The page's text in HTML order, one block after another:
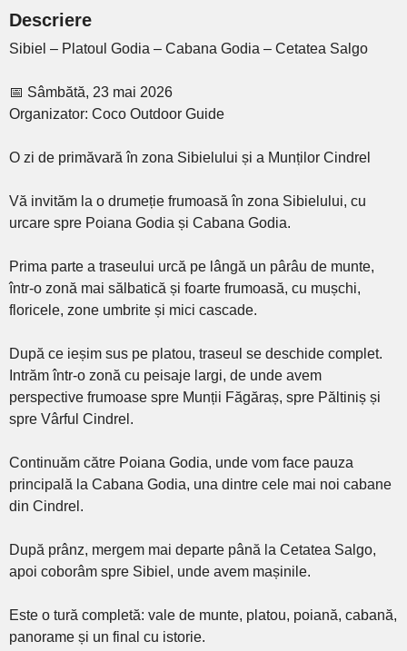
Descriere
Sibiel – Platoul Godia – Cabana Godia – Cetatea Salgo
📅 Sâmbătă, 23 mai 2026
Organizator: Coco Outdoor Guide
O zi de primăvară în zona Sibielului și a Munților Cindrel
Vă invităm la o drumeție frumoasă în zona Sibielului, cu
urcare spre Poiana Godia și Cabana Godia.
Prima parte a traseului urcă pe lângă un pârâu de munte,
într-o zonă mai sălbatică și foarte frumoasă, cu mușchi,
floricele, zone umbrite și mici cascade.
După ce ieșim sus pe platou, traseul se deschide complet.
Intrăm într-o zonă cu peisaje largi, de unde avem
perspective frumoase spre Munții Făgăraș, spre Păltiniș și
spre Vârful Cindrel.
Continuăm către Poiana Godia, unde vom face pauza
principală la Cabana Godia, una dintre cele mai noi cabane
din Cindrel.
După prânz, mergem mai departe până la Cetatea Salgo,
apoi coborâm spre Sibiel, unde avem mașinile.
Este o tură completă: vale de munte, platou, poiană, cabană,
panorame și un final cu istorie.